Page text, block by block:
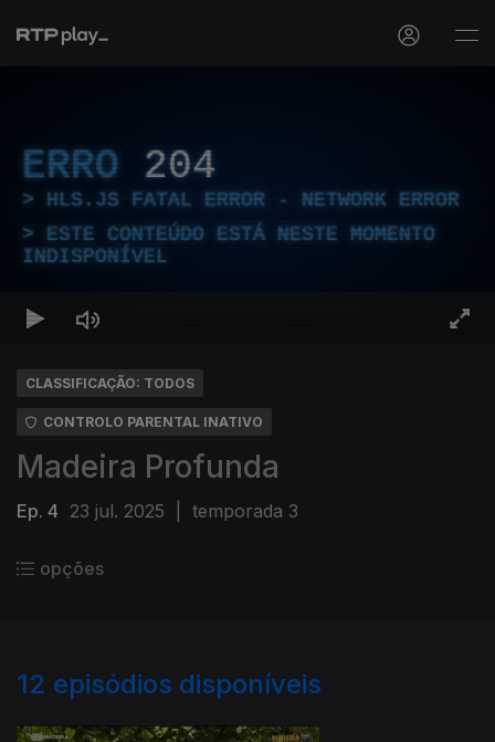
ERRO 204
HLS.JS FATAL ERROR - NETWORK ERROR
ESTE CONTEÚDO ESTÁ NESTE MOMENTO
INDISPONÍVEL
CLASSIFICAÇÃO: TODOS
CONTROLO PARENTAL INATIVO
Madeira Profunda
Ep. 4 23 jul. 2025 temporada 3
opções
12 episódios disponíveis